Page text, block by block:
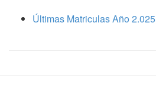
Últimas Matriculas Año 2.025